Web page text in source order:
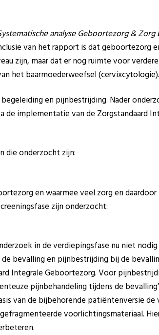
analyse Geboortezorg & Zorg
van het rapport is dat geboortezorg
zijn, maar dat er nog ruimte voor
het baarmoederweefsel (cervixcytologie).
en pijnbestrijding. Nader
implementatie van de Zorgstandaard
die onderzocht zijn:
en waarmee veel zorg en
zijn onderzocht:
in de verdiepingsfase nu niet
bevalling en pijnbestrijding bij de
Integrale Geboortezorg. Voor
pijnbehandeling tijdens de
van de bijbehorende patiëntenversie
voorlichtingsmateriaal.